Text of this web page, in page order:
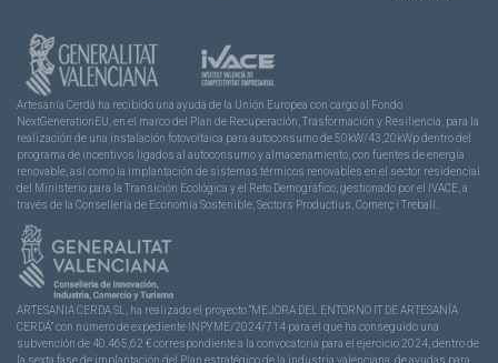
Artesanía Cerdá ha recibido una ayuda de la Unión Europea con cargo al Fondo
NextGenerationEU, en el marco del Plan de Recuperación, Trasformación y Resiliencia, para la
realización de una instalación fotovoltaica para autoconsumo de 50kW/43,20kWp dentro del
programa de incentivos ligados al autoconsumo y almacenamiento, con fuentes de energía
renovable, así como la implantación de sistemas térmicos renovables en el sector residencial
del Ministerio para la Transición Ecológica y el Reto Demográfico, gestionado por el IVACE, a
través de la Consellería de Economía Sostenible, Sectors Productius, Comerç i Treball.
ARTESANIA CERDA SL, ha realizado el proyecto “MEJORA DEL ENTORNO IT DE ARTESANÍA
CERDÁ” con número de expediente INPYME/2024/714 para el que ha conseguido una
subvención de 40.465,62 € correspondiente a la convocatoria para el ejercicio 2024, dentro de
la sexta fase de implantación del Plan estratégico de la industria valenciana, de ayudas para